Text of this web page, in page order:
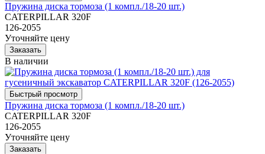
Пружина диска тормоза (1 компл./18-20 шт.)
CATERPILLAR 320F
126-2055
Уточняйте цену
В наличии
Пружина диска тормоза (1 компл./18-20 шт.)
CATERPILLAR 320F
126-2055
Уточняйте цену